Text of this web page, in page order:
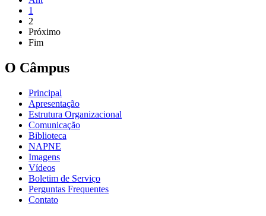
1
2
Próximo
Fim
O Câmpus
Principal
Apresentação
Estrutura Organizacional
Comunicação
Biblioteca
NAPNE
Imagens
Vídeos
Boletim de Serviço
Perguntas Frequentes
Contato